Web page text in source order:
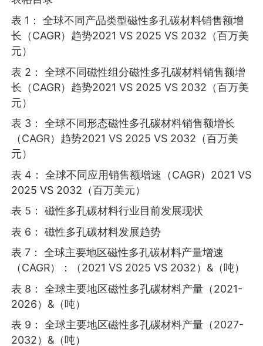
表 1： 全球不同产品类型磁性多孔碳材料销售额增
长（CAGR）趋势2021 VS 2025 VS 2032（百万美
元）
表 2： 全球不同磁性组分磁性多孔碳材料销售额增
长（CAGR）趋势2021 VS 2025 VS 2032（百万美
元）
表 3： 全球不同形态磁性多孔碳材料销售额增长
（CAGR）趋势2021 VS 2025 VS 2032（百万美
元）
表 4： 全球不同应用销售额增速（CAGR）2021 VS
2025 VS 2032（百万美元）
表 5： 磁性多孔碳材料行业目前发展现状
表 6： 磁性多孔碳材料发展趋势
表 7： 全球主要地区磁性多孔碳材料产量增速
（CAGR）：（2021 VS 2025 VS 2032）&（吨）
表 8： 全球主要地区磁性多孔碳材料产量（2021-
2026）&（吨）
表 9： 全球主要地区磁性多孔碳材料产量（2027-
2032）&（吨）